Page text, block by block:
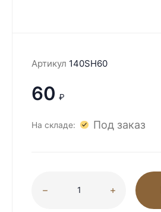
Артикул 140SH60
60 ₽
На складе: Под заказ